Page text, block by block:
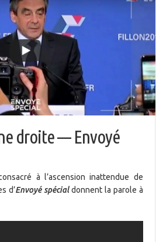
droite — Envoyé
à l’ascension inattendue de
d’Envoyé spécialdonnent la parole à